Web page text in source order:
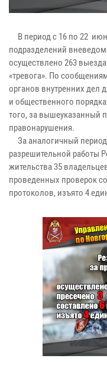
В период c 16 по 22
подразделений
осуществлено 263
«тревога». По
органов внутренних дел
и общественного
того, за вышеуказанный
правонарушения.
За аналогичный
разрешительной работы
жительства 35
проведенных проверок
протоколов, изъято 4